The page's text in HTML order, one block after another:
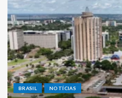
BRASIL NOTÍCIAS